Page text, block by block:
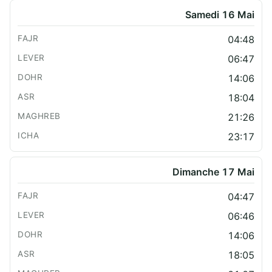
Samedi 16 Mai
04:48
06:47
14:06
18:04
21:26
23:17
Dimanche 17 Mai
04:47
06:46
14:06
18:05